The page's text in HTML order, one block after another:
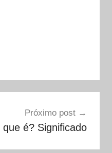
Próximo post
é? Significado